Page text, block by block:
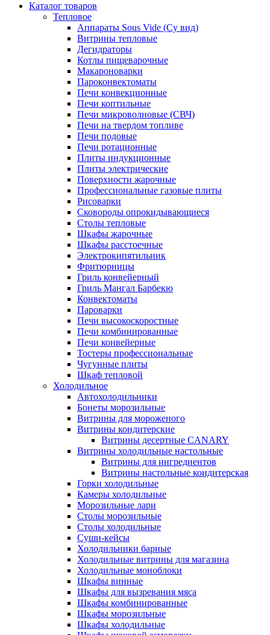
Каталог товаров
Тепловое
Аппараты Sous Vide (Су вид)
Витрины тепловые
Дегидраторы
Котлы пищеварочные
Макароноварки
Пароконвектоматы
Печи конвекционные
Печи коптильные
Печи микроволновые (СВЧ)
Печи на твердом топливе
Печи подовые
Печи ротационные
Плиты индукционные
Плиты электрические
Поверхности жарочные
Профессиональные газовые плиты
Рисоварки
Сковороды опрокидывающиеся
Столы тепловые
Шкафы жарочные
Шкафы расстоечные
Электрокипятильник
Фритюрницы
Гриль конвейерный
Гриль Мангал Барбекю
Конвектоматы
Пароварки
Печи высокоскоростные
Печи комбинированные
Печи конвейерные
Тостеры профессиональные
Чугунные плиты
Шкаф тепловой
Холодильное
Автохолодильники
Бонеты морозильные
Витрины для мороженого
Витрины кондитерские
Витрины десертные CANARY
Витрины холодильные настольные
Витрины для ингредиентов
Витрины настольные кондитерская
Горки холодильные
Камеры холодильные
Морозильные лари
Столы морозильные
Столы холодильные
Суши-кейсы
Холодильники барные
Холодильные витрины для магазина
Холодильные моноблоки
Шкафы винные
Шкафы для вызревания мяса
Шкафы комбинированные
Шкафы морозильные
Шкафы холодильные